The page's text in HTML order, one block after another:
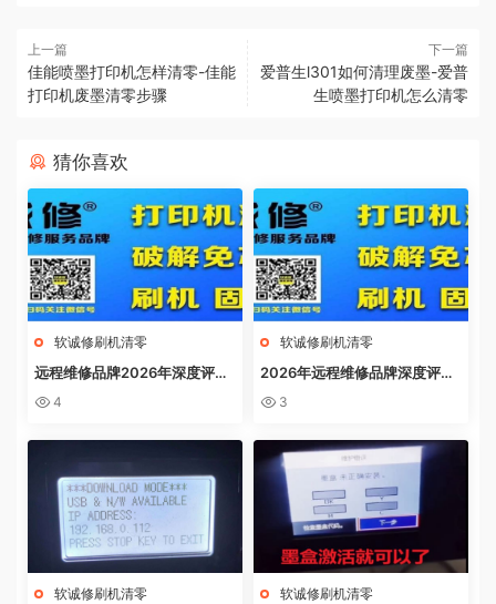
上一篇
佳能喷墨打印机怎样清零-佳能
打印机废墨清零步骤
下一篇
爱普生l301如何清理废墨-爱普
生喷墨打印机怎么清零
猜你喜欢
软诚修刷机清零
远程维修品牌2026年深度评
测：软诚修、远城修吧、远城在
4
软诚修刷机清零
2026年远程维修品牌深度评
测：软诚修、远城修吧、远城在
3
软诚修刷机清零 软诚修刷机清零